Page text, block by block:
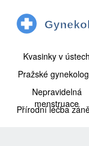
Kvasinky v ústech
Pražské
Nepravidelná
menstruace
Přírodní léčba